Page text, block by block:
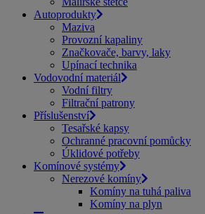
Autoprodukty
Maziva
Provozní kapaliny
Značkovače, barvy, laky
Upínací technika
Vodovodní materiál
Vodní filtry
Filtrační patrony
Příslušenství
Tesařské kapsy
Ochranné pracovní pomůcky
Úklidové potřeby
Komínové systémy
Nerezové komíny
Komíny na tuhá paliva
Komíny na plyn